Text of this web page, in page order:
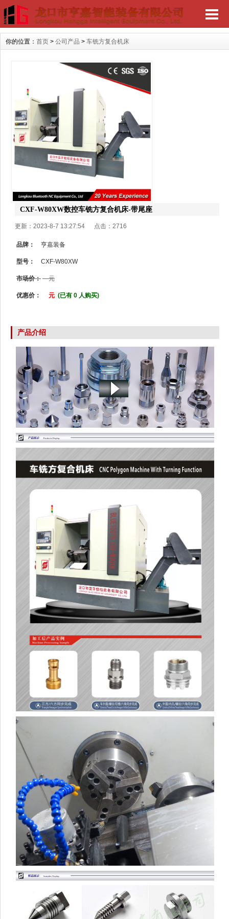
你的位置： 首页 > 公司产品 > 车铣方复合机床
CXF-W80XW数控车铣方复合机床-带尾座
更新：2023-8-7 13:27:54 点击： 2716
品牌： 亨嘉装备
型号： CXF-W80XW
市场价： 元
优惠价： 元 (已有 0 人购买)
产品介绍